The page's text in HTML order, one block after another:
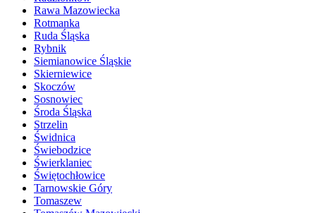
Rawa Mazowiecka
Rotmanka
Ruda Śląska
Rybnik
Siemianowice Śląskie
Skierniewice
Skoczów
Sosnowiec
Środa Śląska
Strzelin
Świdnica
Świebodzice
Świerklaniec
Świętochłowice
Tarnowskie Góry
Tomaszew